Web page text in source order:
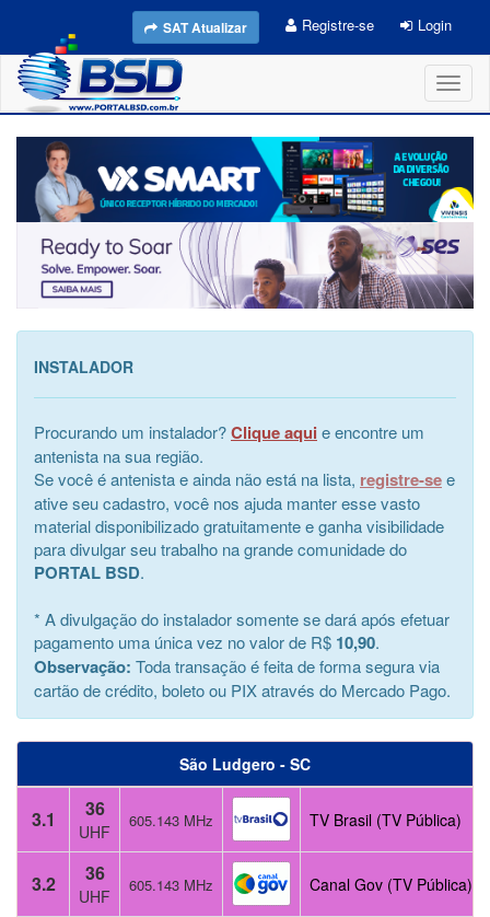
SAT Atualizar Registre-se Login
INSTALADOR
Procurando um instalador?Clique aqui e encontre um
antenista na sua região.
Se você é antenista e ainda não está na lista, registre-see
ative seu cadastro, você nos ajuda manter esse vasto
material disponibilizado gratuitamente e ganha visibilidade
para divulgar seu trabalho na grande comunidade do
PORTAL BSD.
* A divulgação do instalador somente se dará após efetuar
pagamento uma única vez no valor de R$ 10,90.
Observação: Toda transação é feita de forma segura via
cartão de crédito, boleto ou PIX através do Mercado Pago.
São Ludgero - SC
3.1 36
UHF
605.143 MHz TV Brasil (TV Pública)
3.2 36
UHF
605.143 MHz Canal Gov (TV Pública)